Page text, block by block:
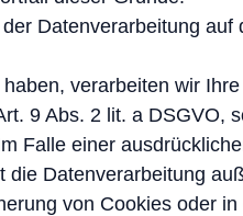
Datenverarbeitung auf
verarbeiten wir
9 Abs. 2 lit. a DSGVO,
Falle einer
Datenverarbeitung
von Cookies oder